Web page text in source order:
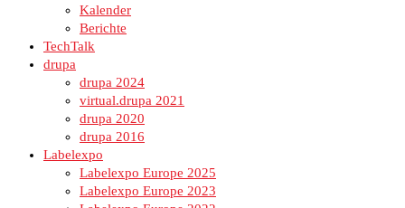
Kalender
Berichte
TechTalk
drupa
drupa 2024
virtual.drupa 2021
drupa 2020
drupa 2016
Labelexpo
Labelexpo Europe 2025
Labelexpo Europe 2023